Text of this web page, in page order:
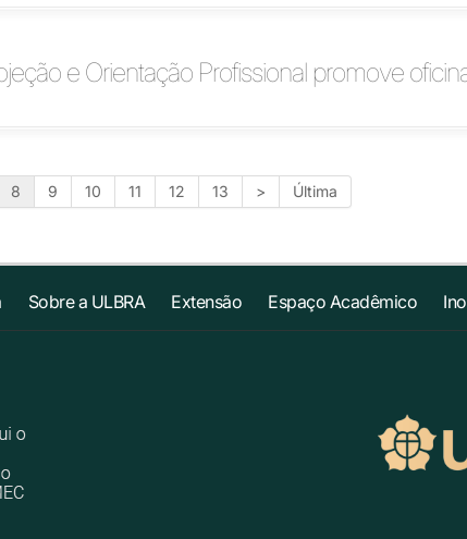
e Orientação Profissional promove
8 9 10 11 12 13 > Última
Sobre a ULBRA Extensão Espaço Acadêmico